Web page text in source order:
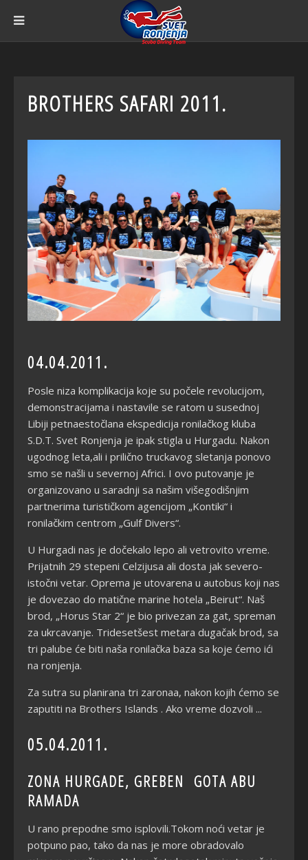
BROTHERS SAFARI 2011.
04.04.2011.
Posle niza komplikacija koje su počele revolucijom,
demonstracijama i nastavile se ratom u susednoj
Libiji petnaestočlana ekspedicija ronilačkog kluba
S.D.T. Svet Ronjenja je ipak stigla u Hurgadu. Nakon
ugodnog leta,ali i prilično truckavog sletanja ponovo
smo se našli u severnoj Africi. I ovo putovanje je
organizovano u saradnji sa našim višegodišnjim
partnerima turističkom agencijom „Kontiki“ i
ronilačkim centrom „Gulf Divers“.
U Hurgadi nas je dočekalo lepo ali vetrovito vreme.
Prijatnih 29 stepeni Celzijusa ali dosta jak severo-
istočni vetar. Oprema je utovarena u autobus koji nas
je dovezao do matične marine hotela „Beirut“. Naš
brod, „Horus Star 2“ je bio privezan za gat, spreman
za ukrcavanje. Tridesetšest metara dugačak brod, sa
tri palube će biti naša ronilačka baza sa koje ćemo ići
na ronjenja.
Za sutra su planirana tri zaronaa, nakon kojih ćemo se
zaputiti na Brothers Islands . Ako vreme dozvoli ...
05.04.2011.
ZONA HURGADE, GREBEN GOTA ABU
RAMADA
U rano prepodne smo isplovili.Tokom noći vetar je
potpuno pao, tako da nas je more obradovalo